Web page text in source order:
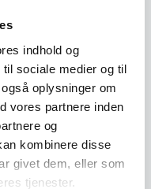
indhold og
sociale medier og til
oplysninger om
vores partnere inden
og
kombinere disse
givet dem, eller som
tjenester.
indretning i dag!
hvordan det
oase.
/ 80×160